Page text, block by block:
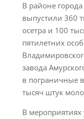
В районе
выпустили 360
осетра и 100
пятилетних
завода
в пограничные
тысяч штук
В